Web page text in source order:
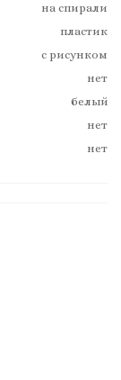
на спирали
пластик
с рисунком
нет
белый
нет
нет